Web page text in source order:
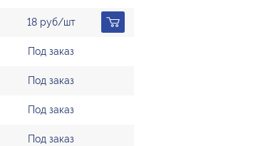
18 руб/шт
Под заказ
Под заказ
Под заказ
Под заказ